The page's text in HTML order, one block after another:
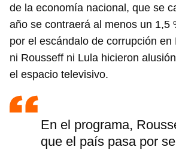
de la economía nacional, que se
año se contraerá al menos un 1,5
por el escándalo de corrupción en
ni Rousseff ni Lula hicieron
el espacio televisivo.
En el programa,
que el país pasa por